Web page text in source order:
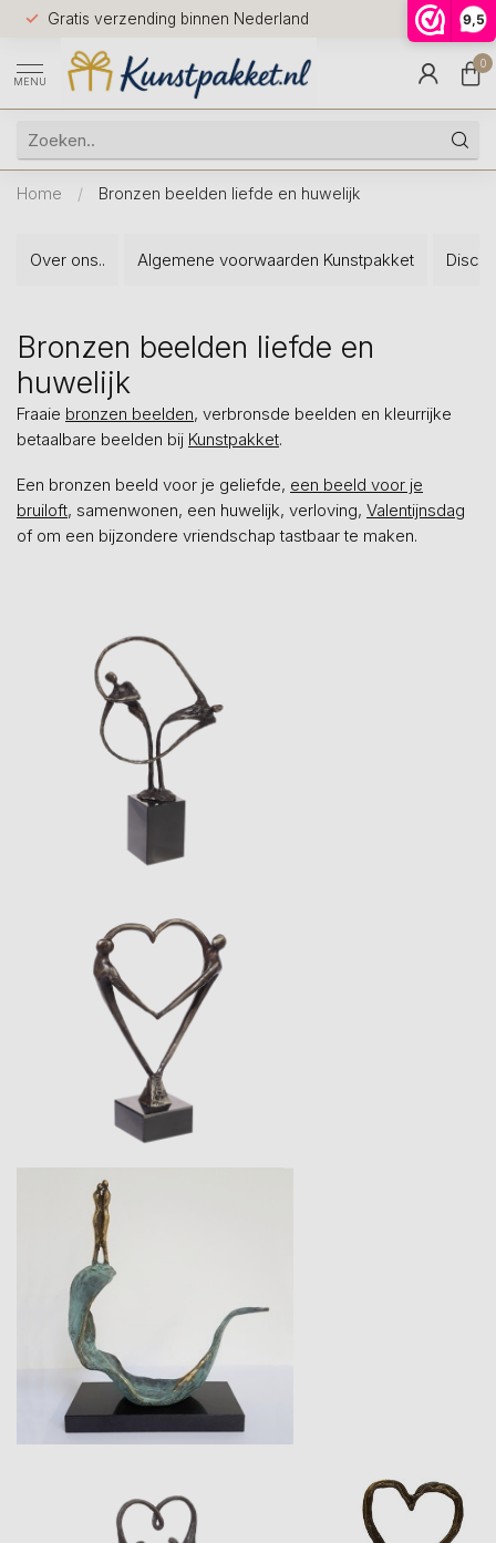
9,5
Gratis verzending binnen Nederland
Voor
huis
9.5
MENU
0
Home / Bronzen beelden liefde en huwelijk
Over ons.. Algemene voorwaarden Kunstpakket
Bronzen beelden liefde en
huwelijk
Fraaie bronzen beelden, verbronsde beelden en kleurrijke
betaalbare beelden bij Kunstpakket.
Een bronzen beeld voor je geliefde, een beeld voor je
bruiloft, samenwonen, een huwelijk, verloving, Valentijnsdag
of om een bijzondere vriendschap tastbaar te maken.